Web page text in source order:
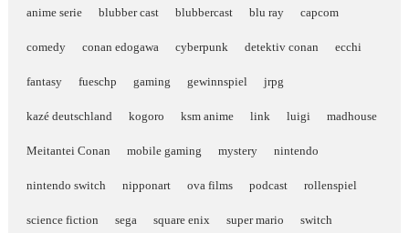
anime serie blubber cast blubbercast blu ray capcom
comedy conan edogawa cyberpunk detektiv conan ecchi
fantasy fueschp gaming gewinnspiel jrpg
kazé deutschland kogoro ksm anime link luigi madhouse
Meitantei Conan mobile gaming mystery nintendo
nintendo switch nipponart ova films podcast rollenspiel
science fiction sega square enix super mario switch